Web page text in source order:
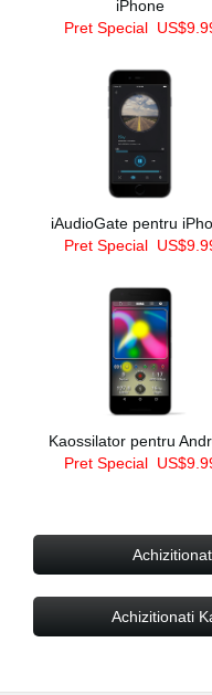
iPhone
Pret Special
iAudioGate pentru
Pret Special
Kaossilator pentru
Pret Special
Achizitionati